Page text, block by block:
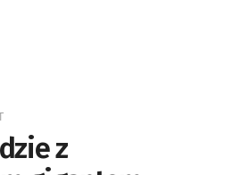
z